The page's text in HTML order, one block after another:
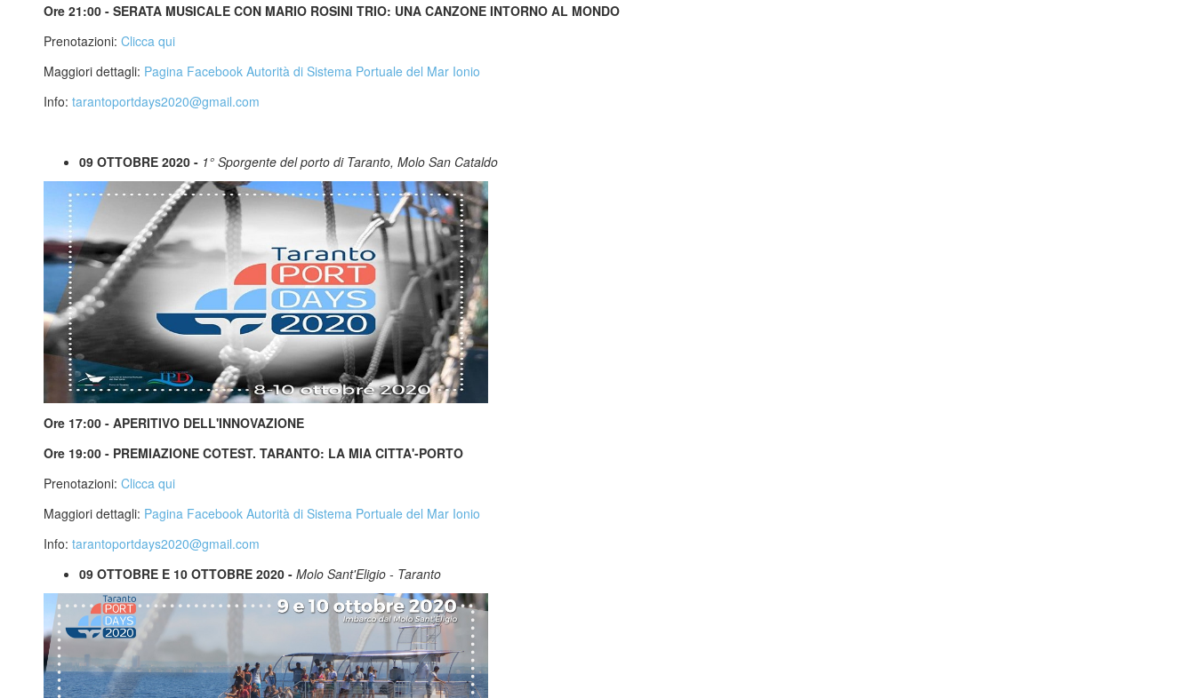
Ore 21:00 - SERATA MUSICALE CON MARIO ROSINI TRIO: UNA CANZONE INTORNO AL MONDO
Prenotazioni: Clicca qui
Maggiori dettagli: Pagina Facebook Autorità di Sistema Portuale del Mar Ionio
Info: tarantoportdays2020@gmail.com
09 OTTOBRE 2020 - 1° Sporgente del porto di Taranto, Molo San Cataldo
Ore 17:00 - APERITIVO DELL'INNOVAZIONE
Ore 19:00 - PREMIAZIONE COTEST. TARANTO: LA MIA CITTA'-PORTO
Prenotazioni: Clicca qui
Maggiori dettagli: Pagina Facebook Autorità di Sistema Portuale del Mar Ionio
Info: tarantoportdays2020@gmail.com
09 OTTOBRE E 10 OTTOBRE 2020 - Molo Sant'Eligio - Taranto